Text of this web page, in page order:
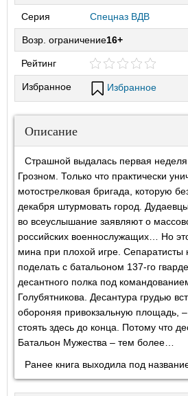
Серия Спецназ ВДВ
Возр. ограничение16+
Рейтинг
Избранное Избранное
Описание
Страшной выдалась первая неделя
Грозном. Только что практически
мотострелковая бригада, которую
декабря штурмовать город.
во всеуслышание заявляют о
российских военнослужащих… Но
мина при плохой игре. Сепаратисты
поделать с батальоном 137-го
десантного полка под
Голубятникова. Десантура грудью
обороняя привокзальную площадь,
стоять здесь до конца. Потому что
Батальон Мужества – тем более…
Ранее книга выходила под